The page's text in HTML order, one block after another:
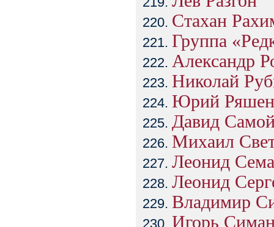
Стахан
Группа
Александр
Николай
Юрий
Давид
Михаил
Леонид
Леонид
Владимир
Игорь